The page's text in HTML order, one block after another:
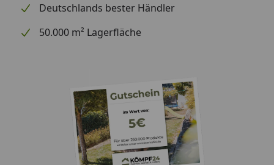
Deutschlands bester Händler
50.000 m² Lagerfläche